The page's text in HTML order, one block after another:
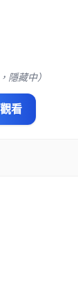
隱藏中）
看